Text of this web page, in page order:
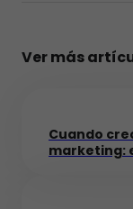
Ver más
Cuando
marketing: